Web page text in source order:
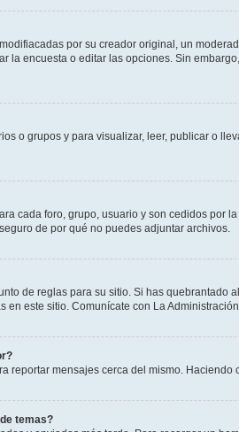
por su creador original, un
la encuesta o editar las opciones. Sin
o grupos y para visualizar, leer, publicar o
cada foro, grupo, usuario y son cedidos
de por qué no puedes adjuntar archivos.
de reglas para su sitio. Si has
este sitio. Comunícate con La
reportar mensajes cerca del mismo.
temas?